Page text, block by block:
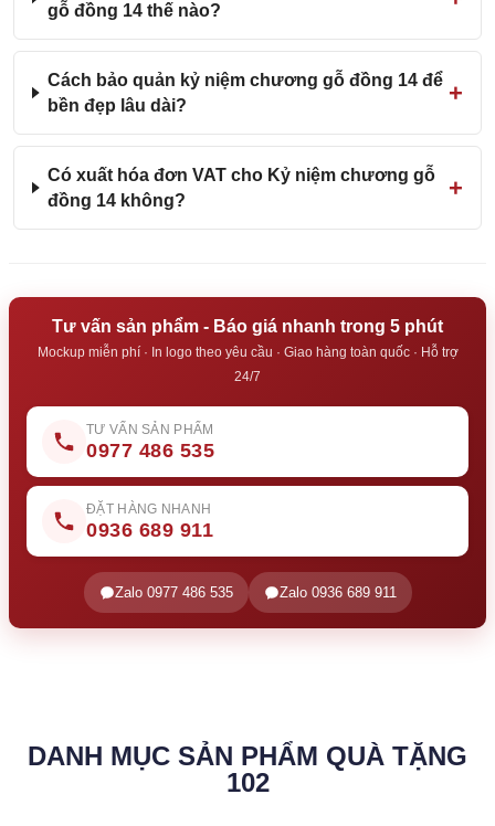
gỗ đồng 14 thế nào?
Cách bảo quản kỷ niệm chương gỗ đồng 14 để
bền đẹp lâu dài?
Có xuất hóa đơn VAT cho Kỷ niệm chương gỗ
đồng 14 không?
Tư vấn sản phẩm - Báo giá nhanh trong 5 phút
Mockup miễn phí · In logo theo yêu cầu · Giao hàng toàn quốc · Hỗ trợ
24/7
TƯ VẤN SẢN PHẨM
0977 486 535
ĐẶT HÀNG NHANH
0936 689 911
Zalo 0977 486 535 Zalo 0936 689 911
DANH MỤC SẢN PHẨM QUÀ TẶNG
102